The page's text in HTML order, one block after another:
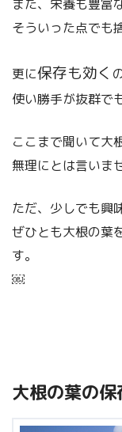
また、栄養も豊富
そういった点でも
更に保存も効く
使い勝手が抜群で
ここまで聞いて大
無理にとは言いま
ただ、少しでも興
ぜひとも大根の葉
す。
￼
大根の葉の